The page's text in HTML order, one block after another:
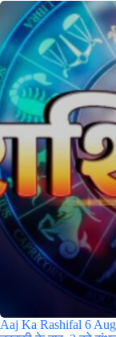
Aaj Ka Rashifal 6